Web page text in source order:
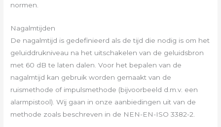
normen.
Nagalmtijden
De nagalmtijd is gedefinieerd als de tijd die nodig is om het
geluiddrukniveau na het uitschakelen van de geluidsbron
met 60 dB te laten dalen. Voor het bepalen van de
nagalmtijd kan gebruik worden gemaakt van de
ruismethode of impulsmethode (bijvoorbeeld d.m.v. een
alarmpistool). Wij gaan in onze aanbiedingen uit van de
methode zoals beschreven in de NEN-EN-ISO 3382-2.